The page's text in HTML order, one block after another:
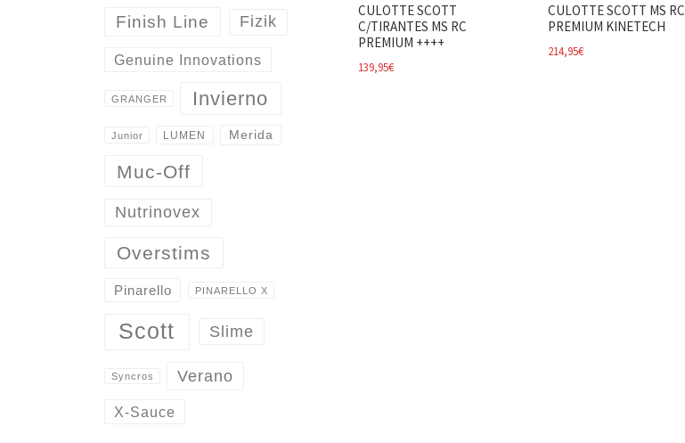
CULOTTE SCOTT
C/TIRANTES MS RC
PREMIUM ++++
139,95€
CULOTTE SCOTT MS RC
PREMIUM KINETECH
214,95€
Finish Line Fizik
Genuine Innovations
GRANGER Invierno
Junior LUMEN Merida
Muc-Off
Nutrinovex
Overstims
Pinarello PINARELLO X
Scott Slime
Syncros Verano
X-Sauce